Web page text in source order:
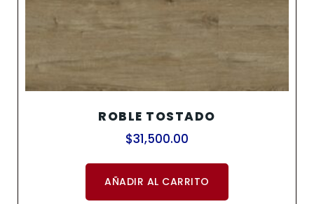
ROBLE TOSTADO
$31,500.00
AÑADIR AL CARRITO